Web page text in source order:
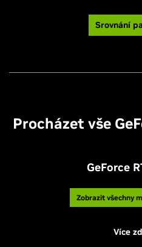
Srovnání
Procházet vše
GeForce
Zobrazit všechny
Více